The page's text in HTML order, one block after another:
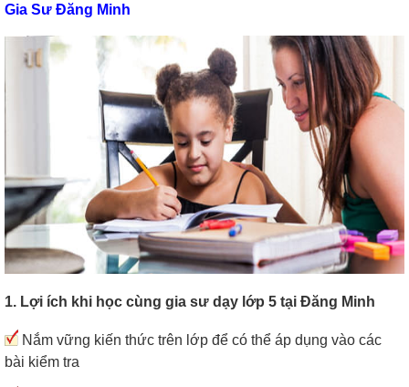
Gia Sư Đăng Minh
1. Lợi ích khi học cùng gia sư dạy lớp 5 tại Đăng Minh
Nắm vững kiến thức trên lớp để có thể áp dụng vào các
bài kiểm tra